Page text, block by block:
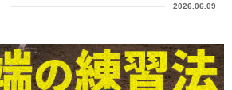
2026.06.09